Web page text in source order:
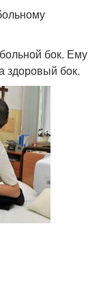
бок. Ему
здоровый бок.